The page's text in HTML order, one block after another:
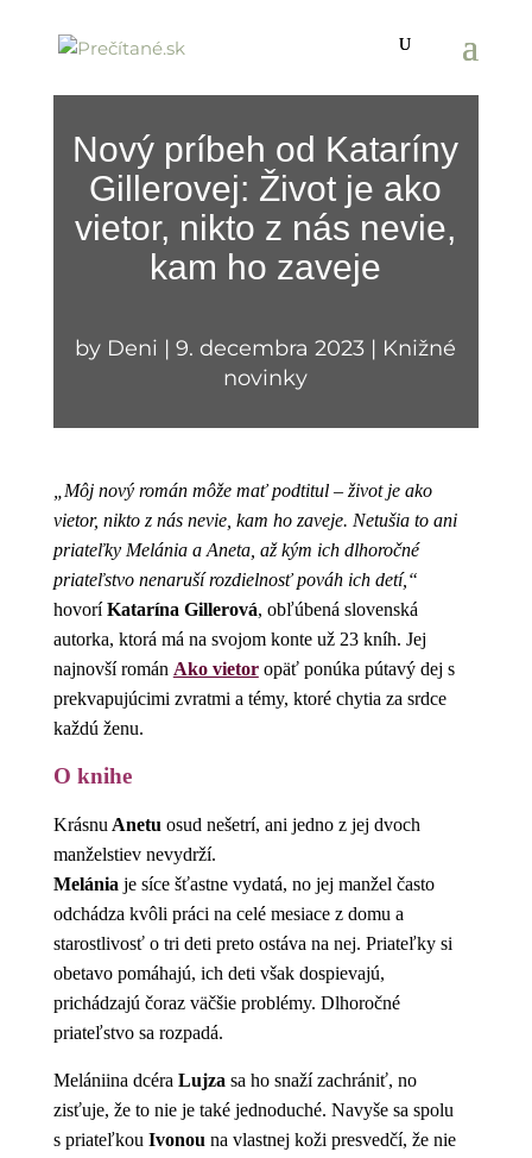
Nový príbeh od Kataríny
Gillerovej: Život je ako
vietor, nikto z nás nevie,
kam ho zaveje
by Deni |9. decembra 2023 | Knižné
novinky
„Môj nový román môže mať podtitul – život je ako
vietor, nikto z nás nevie, kam ho zaveje. Netušia to ani
priateľky Melánia a Aneta, až kým ich dlhoročné
priateľstvo nenaruší rozdielnosť pováh ich detí,“
hovoríKatarína Gillerová, obľúbená slovenská
autorka, ktorá má na svojom konte už 23 kníh. Jej
najnovší román Ako vietor opäť ponúka pútavý dej s
prekvapujúcimi zvratmi a témy, ktoré chytia za srdce
každú ženu.
O knihe
Krásnu Anetu osud nešetrí, ani jedno z jej dvoch
manželstiev nevydrží.
Melánia je síce šťastne vydatá, no jej manžel často
odchádza kvôli práci na celé mesiace z domu a
starostlivosť o tri deti preto ostáva na nej. Priateľky si
obetavo pomáhajú, ich deti však dospievajú,
prichádzajú čoraz väčšie problémy. Dlhoročné
priateľstvo sa rozpadá.
Melániina dcéra Lujza sa ho snaží zachrániť, no
zisťuje, že to nie je také jednoduché. Navyše sa spolu
s priateľkou Ivonou na vlastnej koži presvedčí, že nie